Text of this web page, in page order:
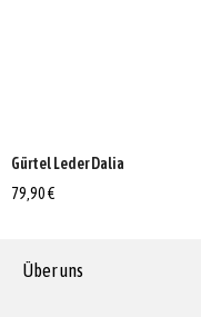
Gürtel Leder Dalia
79,90 €
Über uns